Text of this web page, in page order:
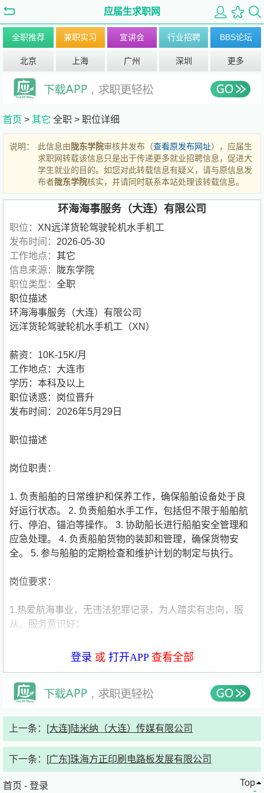
应届生求职网
全职推荐 兼职实习 宣讲会 行业招聘 BBS论坛
北京 上海 广州 深圳 更多
首页 > 其它 全职 > 职位详细
说明： 此信息由陇东学院审核并发布（查看原发布网址），应届生
求职网转载该信息只是出于传递更多就业招聘信息，促进大
学生就业的目的。如您对此转载信息有疑义，请与原信息发
布者陇东学院核实，并请同时联系本站处理该转载信息。
环海海事服务（大连）有限公司
职位： XN远洋货轮驾驶轮机水手机工
发布时间： 2026-05-30
工作地点： 其它
信息来源：
陇东学院
职位类型： 全职
职位描述
环海海事服务（大连）有限公司
远洋货轮驾驶轮机水手机工（XN）
薪资：10K-15K/月
工作地点：大连市
学历：本科及以上
职位诱惑：岗位晋升
发布时间：2026年5月29日
职位描述
岗位职责：
1. 负责船舶的日常维护和保养工作，确保船舶设备处于良
好运行状态。 2. 负责船舶水手工作，包括但不限于船舶航
行、停泊、锚泊等操作。 3. 协助船长进行船舶安全管理和
应急处理。 4. 负责船舶货物的装卸和管理，确保货物安
全。 5. 参与船舶的定期检查和维护计划的制定与执行。
岗位要求：
1.热爱航海事业，无违法犯罪记录，为人踏实有志向，服
从、服务意识好；
2.建议男性，年龄在18周岁以上；
3.专业不限，有一定的英语基础，具有电工、焊工、钳工、
车工技术等级证者优先考虑，海员证书齐全（需提前考证，
5.职务船员序列可选择岗位：水手、机工、三副、三管、电
登录 或 打开APP查看全部
上一条： [大连]陆米纳（大连）传媒有限公司
下一条： [广东]珠海方正印刷电路板发展有限公司
首页 - 登录 Top